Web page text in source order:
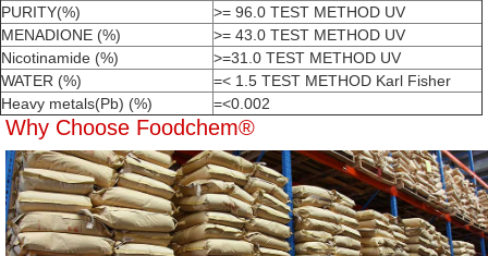
PURITY(%)
>= 96.0 TEST METHOD UV
MENADIONE (%)
>= 43.0 TEST METHOD UV
Nicotinamide (%)
>=31.0 TEST METHOD UV
WATER (%)
=< 1.5 TEST METHOD Karl Fisher
Heavy metals(Pb) (%)
=<0.002
Why Choose Foodchem®